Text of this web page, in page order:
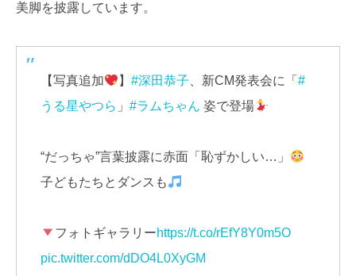
美脚を披露しています。
【写真追加 】#深田恭子 、新CM発表会に「#
うる星やつら 」 #ラムちゃん 姿で登場
“だっちゃ”言葉披露に赤面「恥ずかしい…」
子どもたちとダンスも
フォトギャラリーhttps://t.co/rEfY8Y0m5O
pic.twitter.com/dDO4L0XyGM